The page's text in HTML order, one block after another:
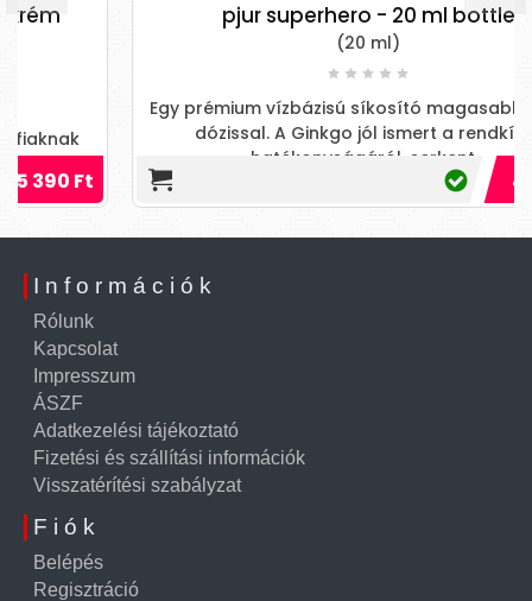
pjur superhero - 20 ml bottle
Egy prémium vízbázisú síkosító magasabb ginkgo
dózissal. A Ginkgo jól ismert a rendkívüli
hatékonyságáról, serkent...
4 590 Ft
Információk
Rólunk
Kapcsolat
Impresszum
ÁSZF
Adatkezelési tájékoztató
Fizetési és szállítási információk
Visszatérítési szabályzat
Fiók
Belépés
Regisztráció